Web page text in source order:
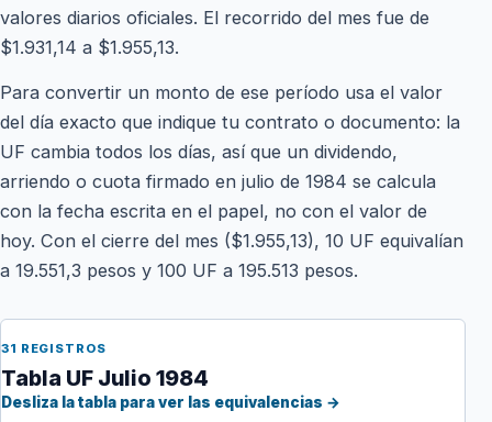
valores diarios oficiales. El recorrido del mes fue de
$1.931,14 a $1.955,13.
Para convertir un monto de ese período usa el valor
del día exacto que indique tu contrato o documento: la
UF cambia todos los días, así que un dividendo,
arriendo o cuota firmado en julio de 1984 se calcula
con la fecha escrita en el papel, no con el valor de
hoy. Con el cierre del mes ($1.955,13), 10 UF equivalían
a 19.551,3 pesos y 100 UF a 195.513 pesos.
31 REGISTROS
Tabla UF Julio 1984
Desliza la tabla para ver las equivalencias →